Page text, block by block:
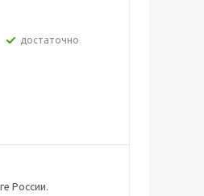
Достаточно
России.